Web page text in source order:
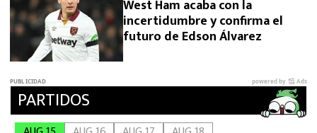
West Ham acaba con la
incertidumbre y confirma el
futuro de Edson Álvarez